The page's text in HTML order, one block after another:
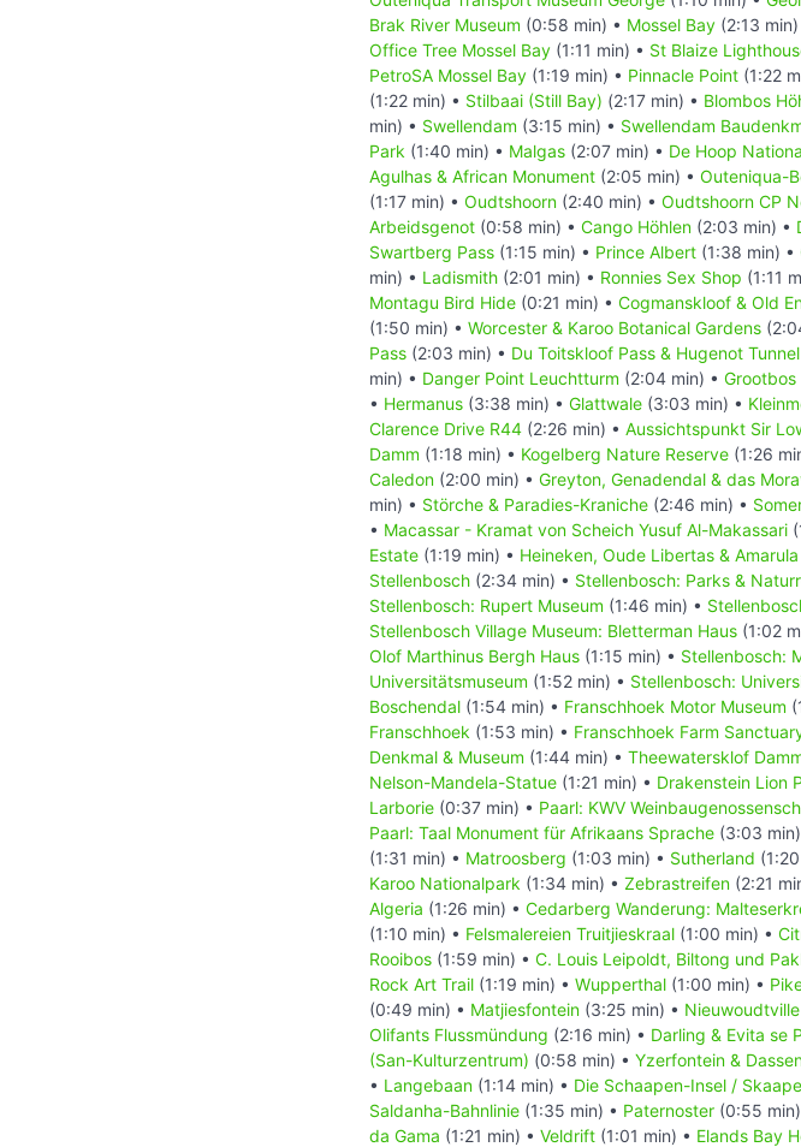
Brak River Museum (0:58 min) • Mossel Bay (2:13 min)
Office Tree Mossel Bay (1:11 min) • St Blaize
PetroSA Mossel Bay (1:19 min) • Pinnacle Point (1:22
(1:22 min) • Stilbaai (Still Bay) (2:17 min) • Blombos
min) • Swellendam (3:15 min) • Swellendam
Park (1:40 min) • Malgas (2:07 min) • De Hoop
Agulhas & African Monument (2:05 min) • Outeniqua-
(1:17 min) • Oudtshoorn (2:40 min) • Oudtshoorn CP
Arbeidsgenot (0:58 min) • Cango Höhlen (2:03 min) •
Swartberg Pass (1:15 min) • Prince Albert (1:38 min) •
min) • Ladismith (2:01 min) • Ronnies Sex Shop (1:11
Montagu Bird Hide (0:21 min) • Cogmanskloof & Old
(1:50 min) • Worcester & Karoo Botanical Gardens
Pass (2:03 min) • Du Toitskloof Pass & Hugenot Tunnel
min) • Danger Point Leuchtturm (2:04 min) • Grootbos
• Hermanus (3:38 min) • Glattwale (3:03 min) •
Clarence Drive R44 (2:26 min) • Aussichtspunkt Sir
Damm (1:18 min) • Kogelberg Nature Reserve (1:26
Caledon (2:00 min) • Greyton, Genadendal & das
min) • Störche & Paradies-Kraniche (2:46 min) •
• Macassar - Kramat von Scheich Yusuf Al-Makassari
Estate (1:19 min) • Heineken, Oude Libertas & Amarula
Stellenbosch (2:34 min) • Stellenbosch: Parks &
Stellenbosch: Rupert Museum (1:46 min) •
Stellenbosch Village Museum: Bletterman Haus (1:02
Olof Marthinus Bergh Haus (1:15 min) • Stellenbosch:
Universitätsmuseum (1:52 min) • Stellenbosch:
Boschendal (1:54 min) • Franschhoek Motor Museum
Franschhoek (1:53 min) • Franschhoek Farm
Denkmal & Museum (1:44 min) • Theewatersklof
Nelson-Mandela-Statue (1:21 min) • Drakenstein Lion
Larborie (0:37 min) • Paarl: KWV
Paarl: Taal Monument für Afrikaans Sprache (3:03
(1:31 min) • Matroosberg (1:03 min) • Sutherland
Karoo Nationalpark (1:34 min) • Zebrastreifen (2:21
Algeria (1:26 min) • Cedarberg Wanderung:
(1:10 min) • Felsmalereien Truitjieskraal (1:00 min) •
Rooibos (1:59 min) • C. Louis Leipoldt, Biltong und
Rock Art Trail (1:19 min) • Wupperthal (1:00 min) •
(0:49 min) • Matjiesfontein (3:25 min) • Nieuwoudtville
Olifants Flussmündung (2:16 min) • Darling & Evita se
(San-Kulturzentrum) (0:58 min) • Yzerfontein &
• Langebaan (1:14 min) • Die Schaapen-Insel /
Saldanha-Bahnlinie (1:35 min) • Paternoster (0:55
da Gama (1:21 min) • Veldrift (1:01 min) • Elands Bay